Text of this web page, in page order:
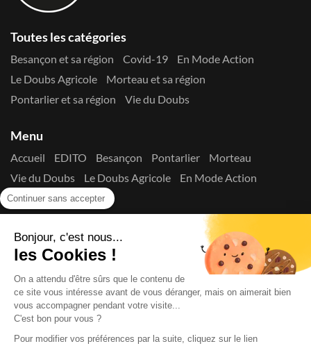
Continuer sans accepter
Bonjour, c'est nous...
les Cookies !
On a attendu d'être sûrs que le contenu de
ce site vous intéresse avant de vous déranger, mais on aimerait bien
vous accompagner pendant votre visite...
C'est bon pour vous ?
Pour modifier vos préférences par la suite, cliquez sur le lien
Toutes les catégories
Besançon et sa région Covid-19
En Mode Action
Le Doubs Agricole
Morteau et sa région
Pontarlier et sa région
Vie du Doubs
Menu
Accueil EDITO Besançon Pontarlier
Morteau
Vie du Doubs
Le Doubs Agricole
En Mode Action
Contactez-nous !
Suivez-nous sur les réseaux
Copyright © 2026 La Presse du Doubs
2725-8165 - N° de commission paritaire : 1125 Y 94392